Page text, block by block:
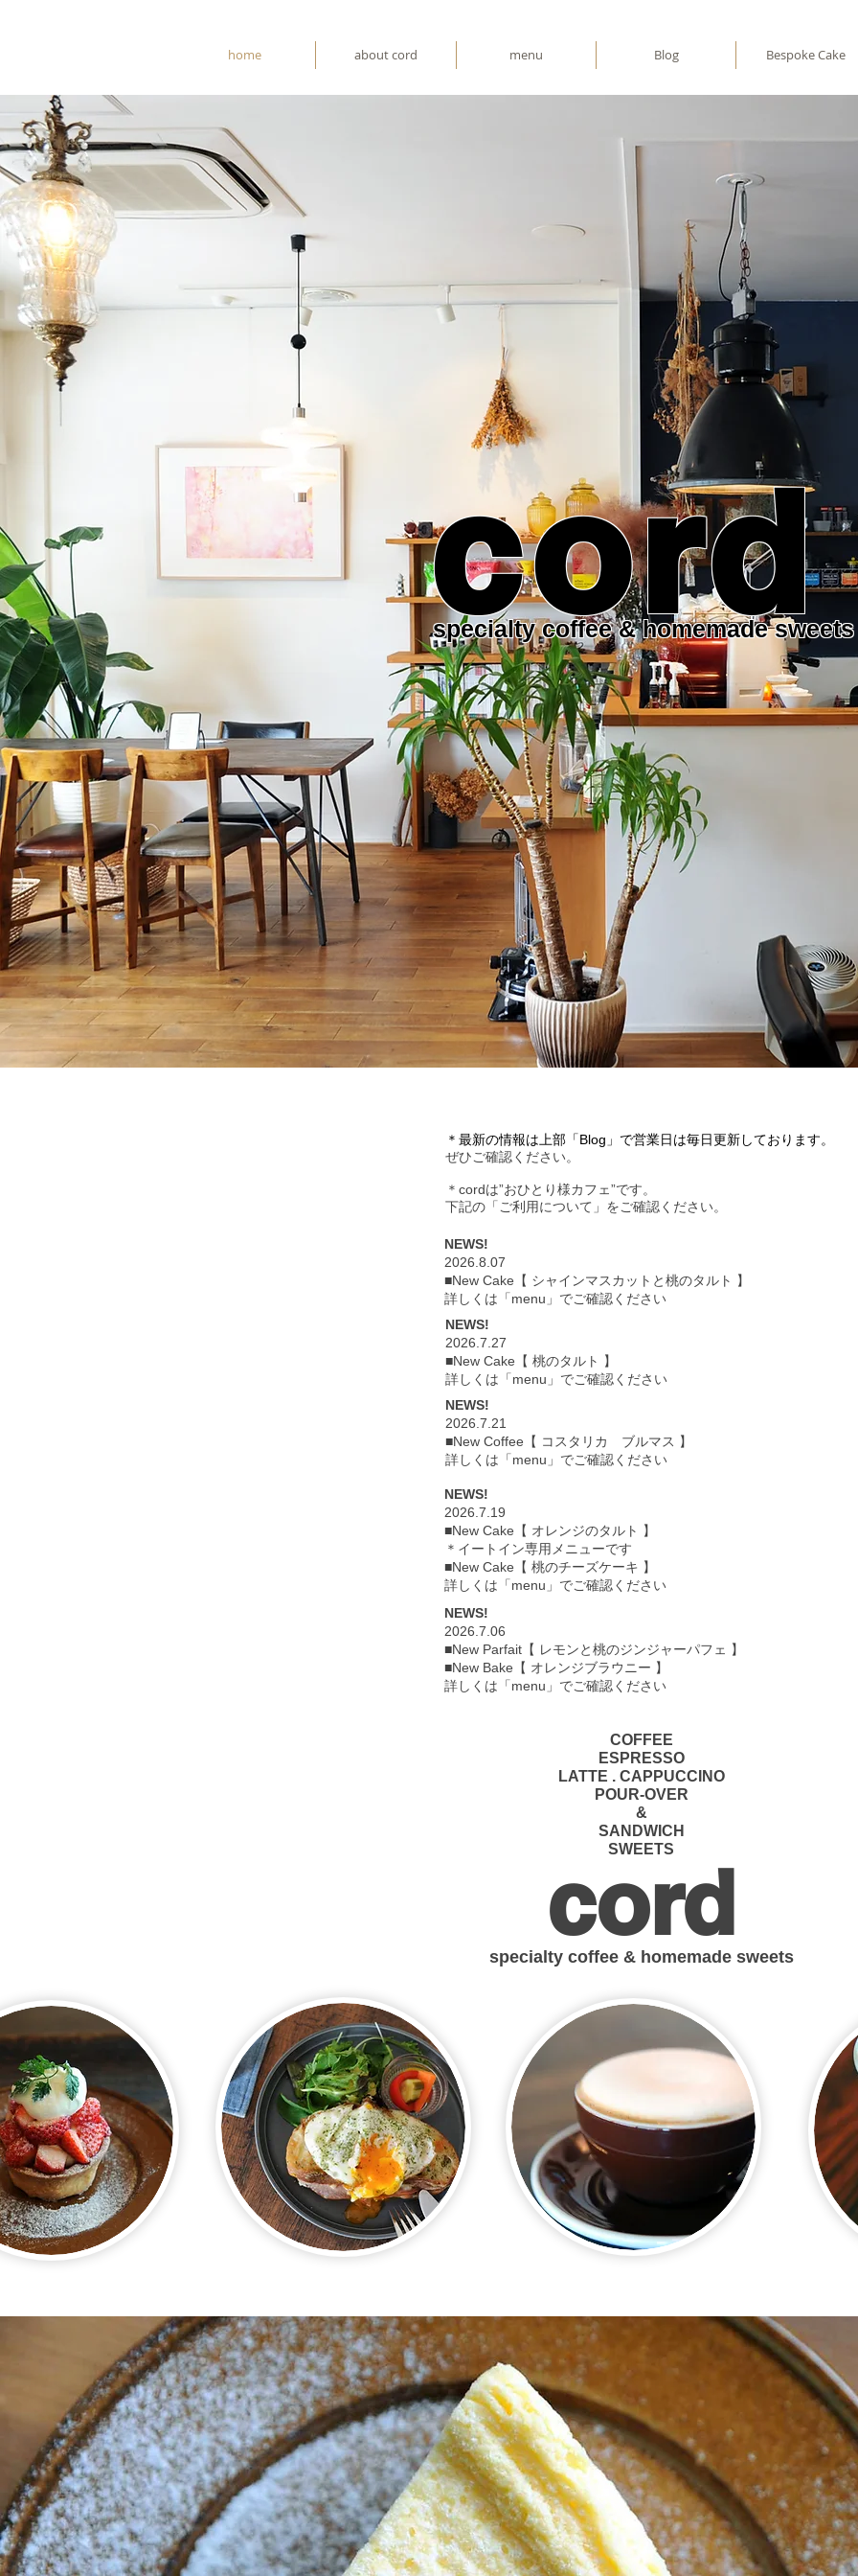
home about cord menu Blog Bespoke Cake
specialty coffee & homemade sweets
cord
＊最新の情報は上部「Blog」で営業日は毎日更新しております。
ぜひご確認ください。
＊cordは”おひとり様カフェ”です。
下記の「ご利用について」をご確認ください。
NEWS!
2026.8.07
■New Cake【 シャインマスカットと桃のタルト 】
詳しくは「menu」でご確認ください
NEWS!
2026.7.27
■New Cake【 桃のタルト 】
詳しくは「menu」でご確認ください
NEWS!
2026.7.21
■New Coffee【 コスタリカ ブルマス 】
詳しくは「menu」でご確認ください
NEWS!
2026.7.19
■New Cake【 オレンジのタルト 】
＊イートイン専用メニューです
■New Cake【 桃のチーズケーキ 】
詳しくは「menu」でご確認ください
NEWS!
2026.7.06
■New Parfait【 レモンと桃のジンジャーパフェ 】
■New Bake【 オレンジブラウニー 】
詳しくは「menu」でご確認ください
COFFEE
ESPRESSO
LATTE . CAPPUCCINO
POUR-OVER
&
SANDWICH
SWEETS
cord
specialty coffee & homemade sweets